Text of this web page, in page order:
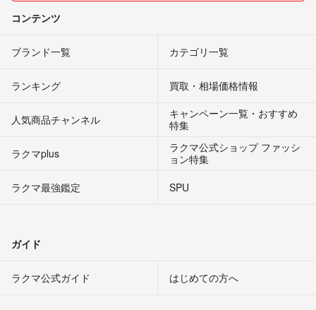
コンテンツ
ブランド一覧 カテゴリ一覧
ランキング 買取・相場価格情報
人気商品チャンネル
キャンペーン一覧・おすすめ
特集
ラクマplus
ラクマ公式ショップ ファッシ
ョン特集
ラクマ最強鑑定
SPU
ガイド
ラクマ公式ガイド はじめての方へ